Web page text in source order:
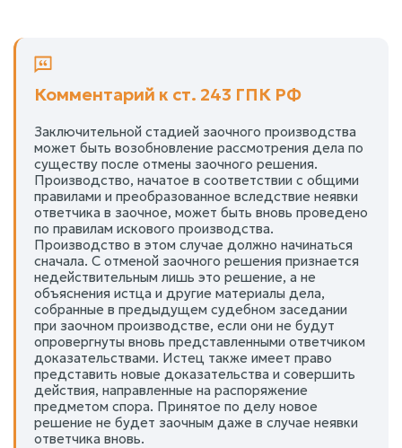
Комментарий к ст. 243 ГПК РФ
Заключительной стадией заочного производства
может быть возобновление рассмотрения дела по
существу после отмены заочного решения.
Производство, начатое в соответствии с общими
правилами и преобразованное вследствие неявки
ответчика в заочное, может быть вновь проведено
по правилам искового производства.
Производство в этом случае должно начинаться
сначала. С отменой заочного решения признается
недействительным лишь это решение, а не
объяснения истца и другие материалы дела,
собранные в предыдущем судебном заседании
при заочном производстве, если они не будут
опровергнуты вновь представленными ответчиком
доказательствами. Истец также имеет право
представить новые доказательства и совершить
действия, направленные на распоряжение
предметом спора. Принятое по делу новое
решение не будет заочным даже в случае неявки
ответчика вновь.